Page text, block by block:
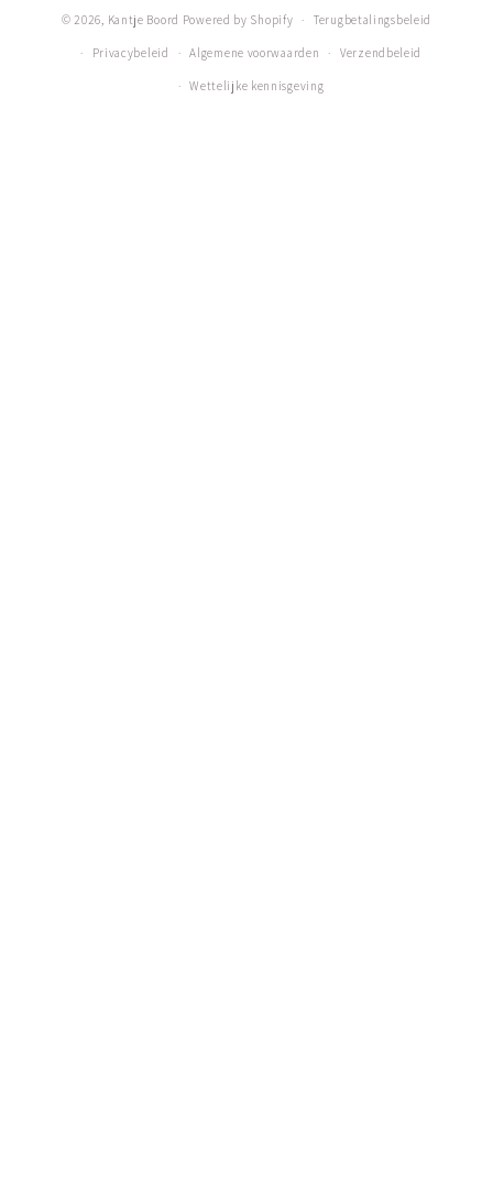
© 2026, Kantje Boord Powered by Shopify Terugbetalingsbeleid
Privacybeleid Algemene voorwaarden Verzendbeleid
Wettelijke kennisgeving